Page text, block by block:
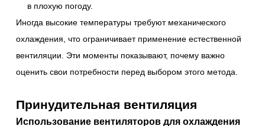
в плохую погоду.
Иногда высокие температуры требуют механического
охлаждения, что ограничивает применение естественной
вентиляции. Эти моменты показывают, почему важно
оценить свои потребности перед выбором этого метода.
Принудительная вентиляция
Использование вентиляторов для охлаждения